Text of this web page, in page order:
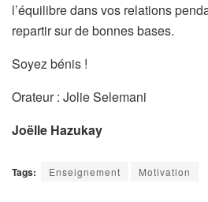
l’équilibre dans vos relations
repartir sur de bonnes bases.
Soyez bénis !
Orateur : Jolie Selemani
Joëlle Hazukay
Tags: Enseignement Motivation